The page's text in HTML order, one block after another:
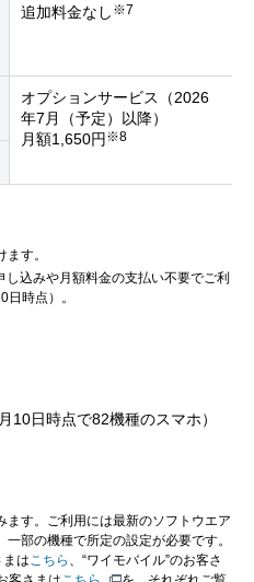
追加料金なし ※7
オプションサービス（2026
年7月（予定）以降）
月額1,650円※8
す。
込みや月額料金の支払い不要でご利
時点）。
10日時点で82機種のスマホ）
ます。ご利用には最新のソフトウエア
部の機種で所定の設定が必要です。
まはこちら 、“ワイモバイル”のお客さ